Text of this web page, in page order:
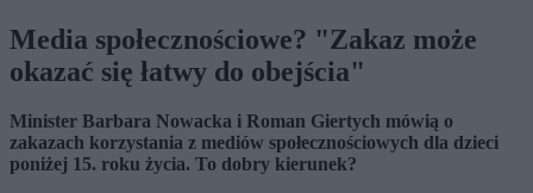
Media społecznościowe? "Zakaz może
okazać się łatwy do obejścia"
Minister Barbara Nowacka i Roman Giertych mówią o
zakazach korzystania z mediów społecznościowych dla dzieci
poniżej 15. roku życia. To dobry kierunek?